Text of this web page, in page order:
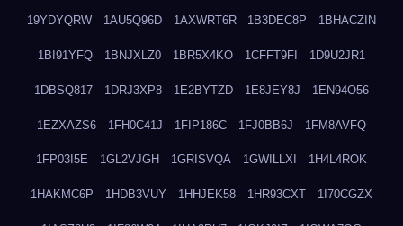
19YDYQRW 1AU5Q96D 1AXWRT6R 1B3DEC8P 1BHACZIN
1BI91YFQ 1BNJXLZ0 1BR5X4KO 1CFFT9FI 1D9U2JR1
1DBSQ817 1DRJ3XP8 1E2BYTZD 1E8JEY8J 1EN94O56
1EZXAZS6 1FH0C41J 1FIP186C 1FJ0BB6J 1FM8AVFQ
1FP03I5E 1GL2VJGH 1GRISVQA 1GWILLXI 1H4L4ROK
1HAKMC6P 1HDB3VUY 1HHJEK58 1HR93CXT 1I70CGZX